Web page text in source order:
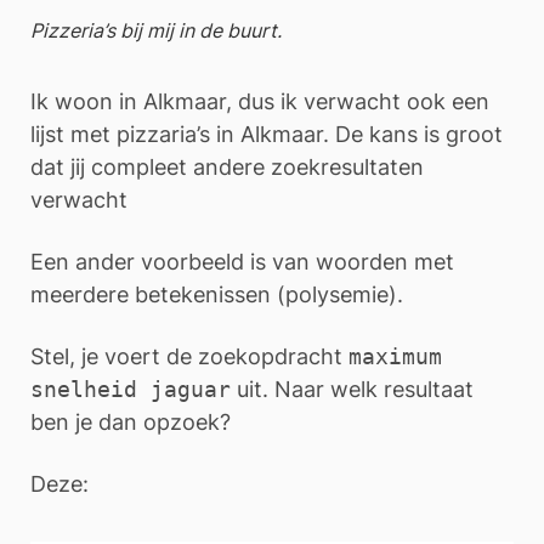
Pizzeria’s bij mij in de buurt.
Ik woon in Alkmaar, dus ik verwacht ook een
lijst met pizzaria’s in Alkmaar. De kans is groot
dat jij compleet andere zoekresultaten
verwacht
Een ander voorbeeld is van woorden met
meerdere betekenissen (polysemie).
Stel, je voert de zoekopdracht maximum
snelheid jaguar uit. Naar welk resultaat
ben je dan opzoek?
Deze: